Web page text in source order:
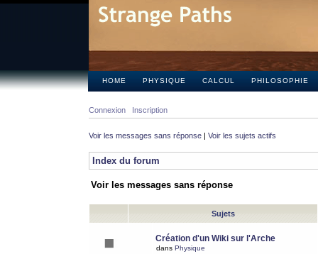
HOME PHYSIQUE CALCUL PHILOSOPHIE
Connexion Inscription
Voir les messages sans réponse | Voir les sujets actifs
Index du forum
Voir les messages sans réponse
Sujets
Création d'un Wiki sur l'Arche
dans Physique